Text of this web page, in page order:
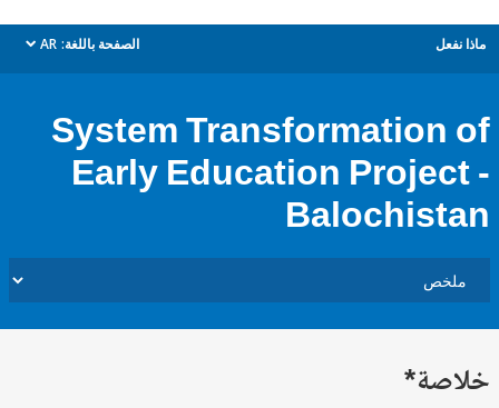
الصفحة باللغة: AR
dropdown
System
Early Education